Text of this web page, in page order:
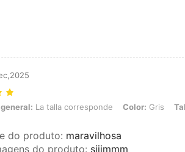
La talla corresponde, Color: Gris, Talla: S
La talla corresponde Color: Gris
do produto: maravilhosa
do produto: siiimmm